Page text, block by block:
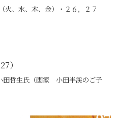
火、水、木、金）・２６，２７
）
田哲生氏（画家 小田半渓のご子